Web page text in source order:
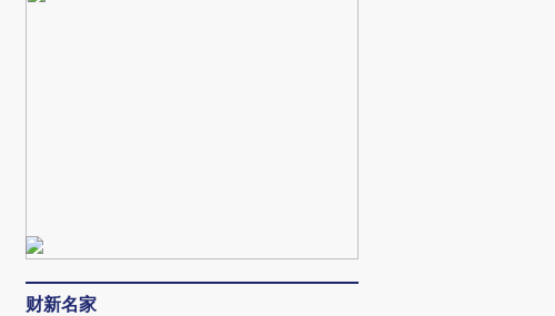
飞行员跨国走私7万
财新名家